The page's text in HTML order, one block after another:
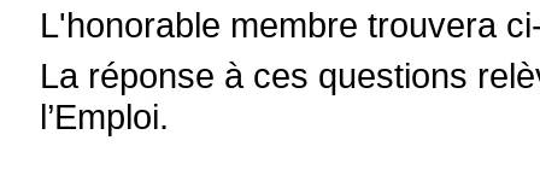
L'honorable membre trouvera
La réponse à ces questions
l’Emploi.